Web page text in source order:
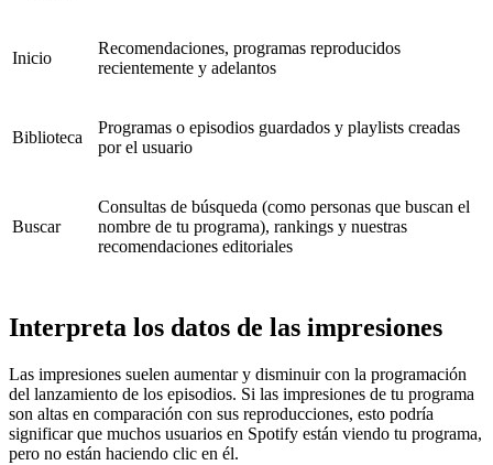
Inicio
Recomendaciones, programas reproducidos
recientemente y adelantos
Biblioteca
Programas o episodios guardados y playlists creadas
por el usuario
Buscar
Consultas de búsqueda (como personas que buscan el
nombre de tu programa), rankings y nuestras
recomendaciones editoriales
Interpreta los datos de las impresiones
Las impresiones suelen aumentar y disminuir con la programación
del lanzamiento de los episodios. Si las impresiones de tu programa
son altas en comparación con sus reproducciones, esto podría
significar que muchos usuarios en Spotify están viendo tu programa,
pero no están haciendo clic en él.